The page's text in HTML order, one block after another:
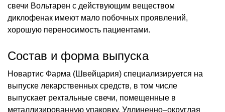
свечи Вольтарен с действующим веществом
диклофенак имеют мало побочных проявлений,
хорошую переносимость пациентами.
Состав и форма выпуска
Новартис Фарма (Швейцария) специализируется на
выпуске лекарственных средств, в том числе
выпускает ректальные свечи, помещенные в
металлизированную упаковку. Удлиненно–округлая